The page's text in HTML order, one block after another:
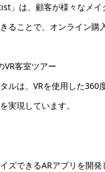
」は、顧客が様々なメ
ることで、オンライン購
VR客室ツアー
ルは、VRを使用した
実現しています。
ズできるARアプリを開